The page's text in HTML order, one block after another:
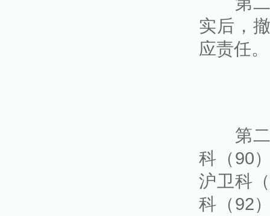
实后，
应责任。
第二
科（90
沪卫科
科（92